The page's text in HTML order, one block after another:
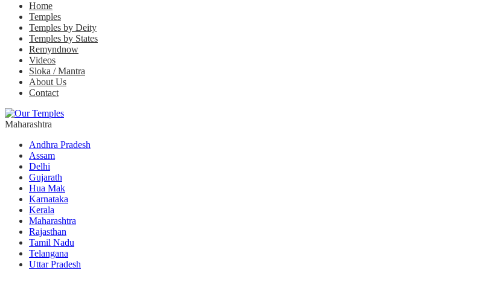
Home
Temples
Temples by Deity
Temples by States
Remyndnow
Videos
Sloka / Mantra
About Us
Contact
Maharashtra
Andhra Pradesh
Assam
Delhi
Gujarath
Hua Mak
Karnataka
Kerala
Maharashtra
Rajasthan
Tamil Nadu
Telangana
Uttar Pradesh